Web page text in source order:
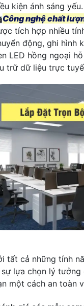
kiện ánh sáng yếu.
Công nghệ chất
tích hợp nhiều
động, ghi hình
LED hồng ngoại
trữ dữ liệu trực
tất cả những tính
lựa chọn lý tưởng
một cách an toàn